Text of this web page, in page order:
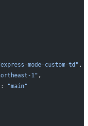
mode-custom-td" ,
1" ,
:
"main"